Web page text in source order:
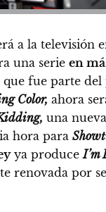
a la televisión
una serie en
que fue parte
Color, ahora
una
hora para
ya produceI’m
renovada por